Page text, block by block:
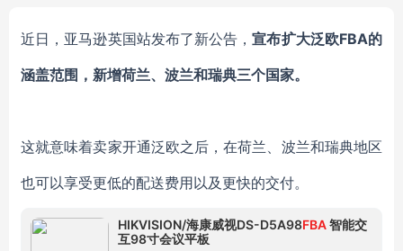
近日，亚马逊英国站发布了新公告，宣布扩大泛欧FBA的
涵盖范围，新增荷兰、波兰和瑞典三个国家。
这就意味着卖家开通泛欧之后，在荷兰、波兰和瑞典地区
也可以享受更低的配送费用以及更快的交付。
HIKVISION/海康威视DS-D5A98FBA智能交
互98寸会议平板